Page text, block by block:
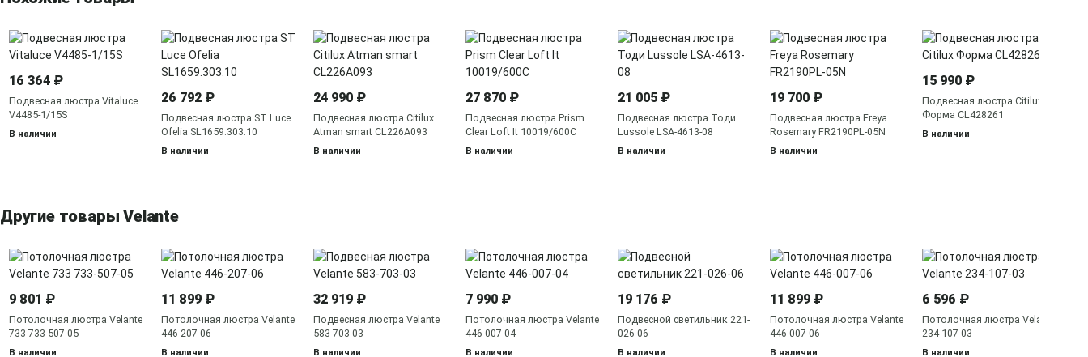
16 364 ₽
Подвесная люстра Vitaluce
V4485-1/15S
В наличии
26 792 ₽
Подвесная люстра ST Luce
Ofelia SL1659.303.10
В наличии
24 990 ₽
Подвесная люстра Citilux
Atman smart CL226A093
В наличии
27 870 ₽
Подвесная люстра Prism
Clear Loft It 10019/600C
В наличии
21 005 ₽
Подвесная люстра Тоди
Lussole LSA-4613-08
В наличии
19 700 ₽
Подвесная люстра Freya
Rosemary FR2190PL-05N
В наличии
15 990 ₽
Подвесная люстра Citilux
Форма CL428261
В наличии
Другие товары Velante
9 801 ₽
Потолочная люстра Velante
733 733-507-05
В наличии
11 899 ₽
Потолочная люстра Velante
446-207-06
В наличии
32 919 ₽
Подвесная люстра Velante
583-703-03
В наличии
7 990 ₽
Потолочная люстра Velante
446-007-04
В наличии
19 176 ₽
Подвесной светильник 221-
026-06
В наличии
11 899 ₽
Потолочная люстра Velante
446-007-06
В наличии
6 596 ₽
Потолочная люстра Velante
234-107-03
В наличии